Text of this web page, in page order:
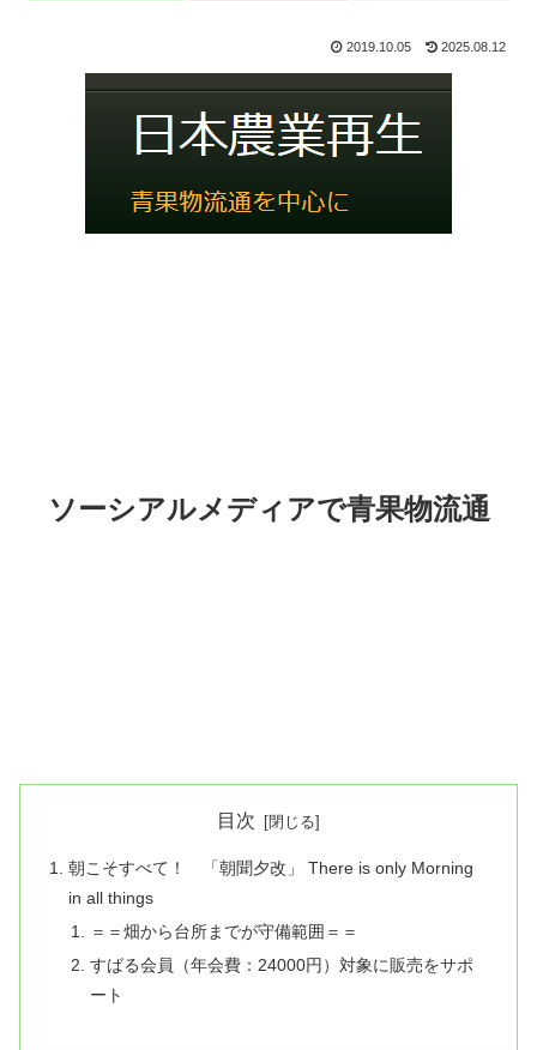
2019.10.05 2025.08.12
ソーシアルメディアで青果物流通
目次
朝こそすべて！ 「朝聞夕改」 There is only Morning
in all things
＝＝畑から台所までが守備範囲＝＝
すばる会員（年会費：24000円）対象に販売をサポ
ート